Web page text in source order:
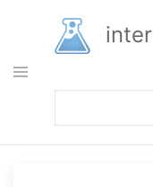
основному
содержанию